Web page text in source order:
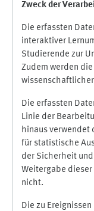
Zweck der
Die erfassten
interaktiver
Studierende zur
Zudem werden
Die erfassten
Linie der
hinaus verwendet
für statistische
der Sicherheit
Weitergabe
nicht.
Die zu